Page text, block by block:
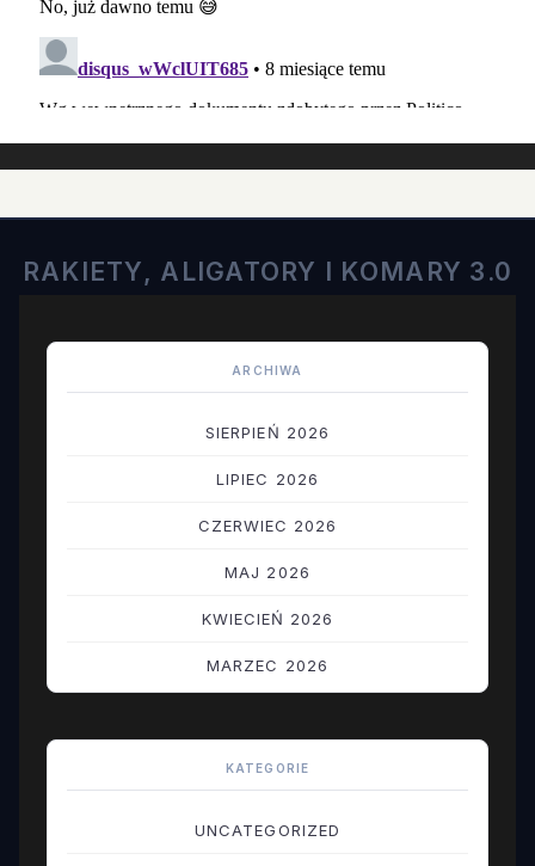
RAKIETY, ALIGATORY I KOMARY 3.0
ARCHIWA
SIERPIEŃ 2026
LIPIEC 2026
CZERWIEC 2026
MAJ 2026
KWIECIEŃ 2026
MARZEC 2026
STYCZEŃ 2026
KATEGORIE
UNCATEGORIZED